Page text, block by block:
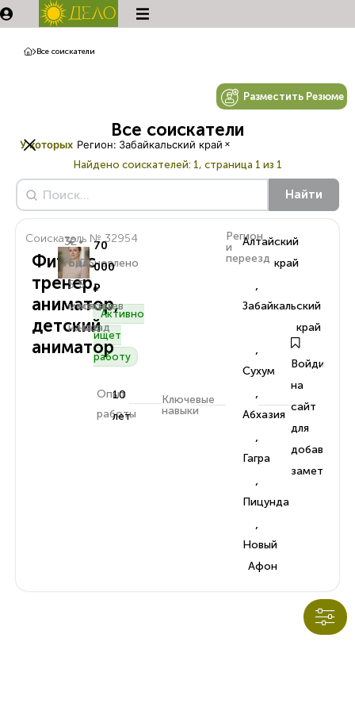
Все соискатели
Разместить Резюме
Все соискатели
У которых Регион: Забайкальский край ×
Найдено соискателей: 1, страница 1 из 1
Найти
Соискатель № 32954
Фитнес
тренер,
аниматор,
детский
аниматор
32
года
•
Был
5
месяцев
назад
•
Обновлено
5
месяцев
назад
70
000
₽
Активно
ищет
работу
Опыт
работы
10
лет
Ключевые
навыки
Регион
и
переезд
Алтайский
край
,
Забайкальский
край
,
Сухум
,
Абхазия
,
Гагра
,
Пицунда
,
Новый
Афон
Войдите
на
сайт
для
добавления
заметок